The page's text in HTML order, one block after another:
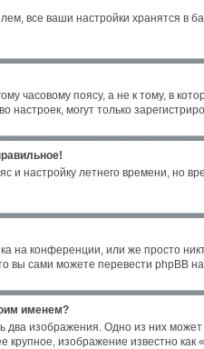
все ваши настройки хранятся
часовому поясу, а не к тому, в
настроек, могут только
и настройку летнего времени,
на конференции, или же просто
то вы сами можете перевести
именем?
два изображения. Одно из них
изображение известно